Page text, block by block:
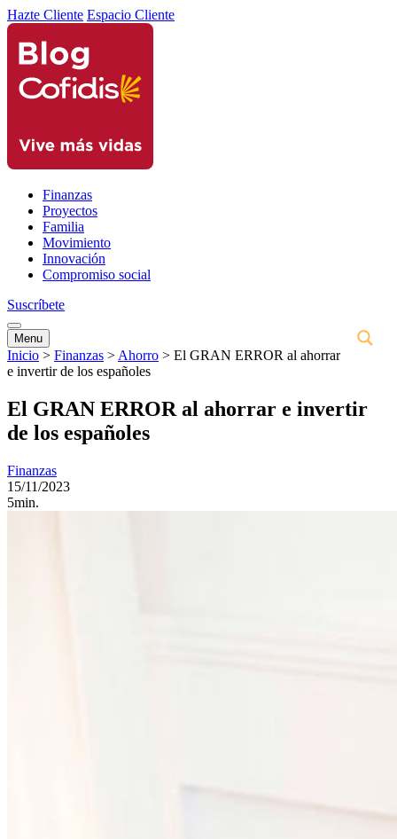
Hazte Cliente Espacio Cliente
Finanzas
Proyectos
Familia
Movimiento
Innovación
Compromiso social
Suscríbete
Menu
Inicio > Finanzas > Ahorro > El GRAN ERROR al ahorrar
e invertir de los españoles
El GRAN ERROR al ahorrar e invertir
de los españoles
Finanzas
15/11/2023
5min.